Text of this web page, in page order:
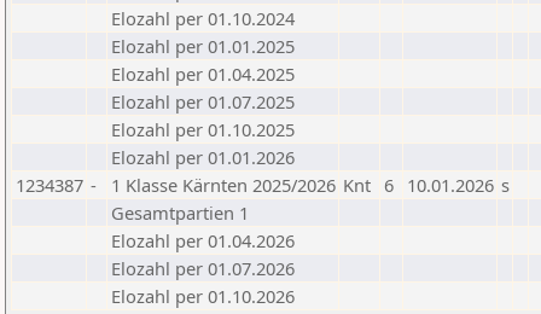
Elozahl per 01.10.2024
Elozahl per 01.01.2025
Elozahl per 01.04.2025
Elozahl per 01.07.2025
Elozahl per 01.10.2025
Elozahl per 01.01.2026
1234387 - 1 Klasse Kärnten 2025/2026 Knt 6 10.01.2026 s
Gesamtpartien 1
Elozahl per 01.04.2026
Elozahl per 01.07.2026
Elozahl per 01.10.2026